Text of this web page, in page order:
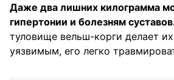
Даже два лишних килограмма
гипертонии и болезням
туловище вельш-корги делает
уязвимым, его легко